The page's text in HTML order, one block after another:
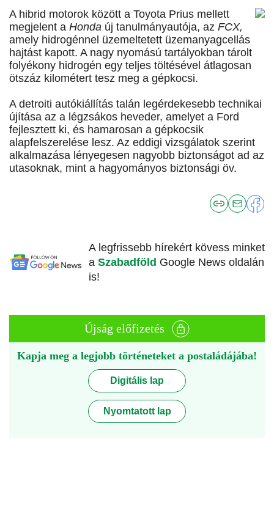
A hibrid motorok között a Toyota Prius mellett
megjelent a Honda új tanulmányautója, az FCX,
amely hidrogénnel üzemeltetett üzemanyagcellás
hajtást kapott. A nagy nyomású tartályokban tárolt
folyékony hidrogén egy teljes töltésével átlagosan
ötszáz kilométert tesz meg a gépkocsi.
A detroiti autókiállítás talán legérdekesebb technikai
újítása az a légzsákos heveder, amelyet a Ford
fejlesztett ki, és hamarosan a gépkocsik
alapfelszerelése lesz. Az eddigi vizsgálatok szerint
alkalmazása lényegesen nagyobb biztonságot ad az
utasoknak, mint a hagyományos biztonsági öv.
A legfrissebb hírekért kövess minket
a Szabadföld Google News oldalán
is!
Újság előfizetés
Kapja meg a legjobb történeteket a postaládájába!
Digitális lap
Nyomtatott lap